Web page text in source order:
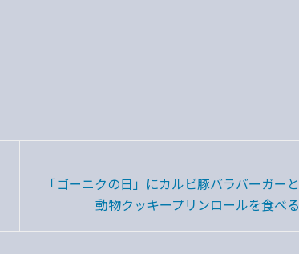
「ゴーニクの日」にカルビ豚バラバーガーと
動物クッキープリンロールを食べる